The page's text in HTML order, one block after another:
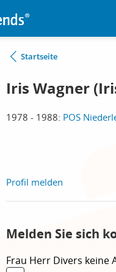
Startseite
Iris Wagner
1978 - 1988: POS
Profil melden
Melden Sie sich
Frau Herr Divers keine